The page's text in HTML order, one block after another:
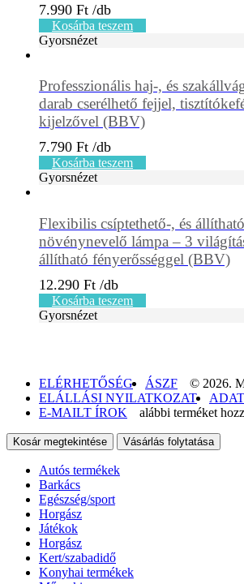
7.990 Ft
Kosárba teszem
Gyorsnézet
Professzionális haj-, és
darab cserélhető fejjel,
kijelzővel (BBV)
7.790 Ft
Kosárba teszem
Gyorsnézet
Flexibilis csíptethető-, és
növénynevelő lámpa – 3
állítható fényerősséggel (BBV)
12.290 Ft
Kosárba teszem
Gyorsnézet
ELÉRHETŐSÉG
ÁSZF
ELÁLLÁSI NYILATKOZAT
E-MAILT ÍROK
© 2026.
alábbi terméket
Kosár megtekintése Vásárlás folytatása
Autós termékek
Barkács
Egészség/sport
Horgász
Játékok
Horgász
Kert/szabadidő
Konyhai termékek